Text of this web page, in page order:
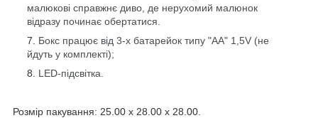
малюкові справжнє диво, де нерухомий малюнок
відразу починає обертатися.
Бокс працює від 3-х батарейок типу "АА" 1,5V (не
йдуть у комплекті);
LED-підсвітка.
Розмір пакування: 25.00 x 28.00 x 28.00.